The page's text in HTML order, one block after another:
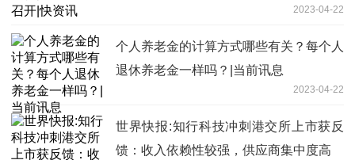
2023-04-22
个人养老金的计算方式哪些有关？每个人
退休养老金一样吗？|当前讯息
2023-04-22
世界快报:知行科技冲刺港交所上市获反
馈：收入依赖性较强，供应商集中度高